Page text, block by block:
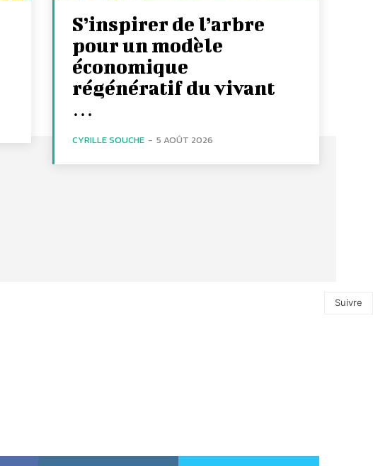
S’inspirer de l’arbre
pour un modèle
économique
régénératif du vivant
…
CYRILLE SOUCHE - 5 AOÛT 2026
Suivre